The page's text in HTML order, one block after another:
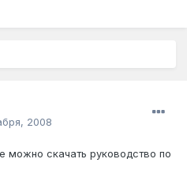
2008
можно скачать руководство по